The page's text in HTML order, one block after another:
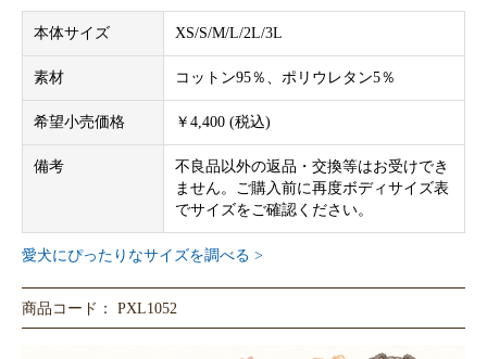
本体サイズ XS/S/M/L/2L/3L
素材 コットン95％、ポリウレタン5％
希望小売価格 ￥4,400 (税込)
備考
不良品以外の返品・交換等はお受けでき
ません。ご購入前に再度ボディサイズ表
でサイズをご確認ください。
愛犬にぴったりなサイズを調べる >
商品コード： PXL1052